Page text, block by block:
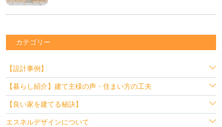
カテゴリー
【設計事例】
【暮らし紹介】建て主様の声・住まい方の工夫
【良い家を建てる秘訣】
エスネルデザインについて